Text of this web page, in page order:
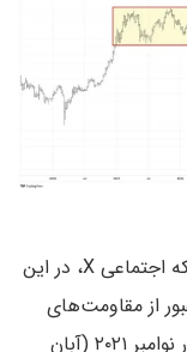
به گفته پیتر برنت در پست اخیر خود در شبکه اجتماعی X، در این
از مقاومت‌های
قیمتی نشانه‌ای از وقوع فاز توزیع بوده‌اند. در نوامبر ۲۰۲۱ (آبان